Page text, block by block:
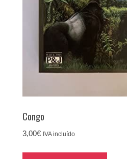
Congo
3,00€ IVA incluído